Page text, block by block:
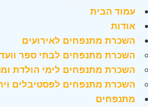
עמוד הבית
אודות
השכרת מתנפחים לאירועים
השכרת מתנפחים לבתי ספר
השכרת מתנפחים לימי הולדת
השכרת מתנפחים לפסטיבלים
מתנפחים